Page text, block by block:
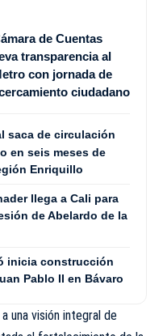
de Cuentas
transparencia al
con jornada de
ciudadano
saca de circulación
en seis meses de
Enriquillo
llega a Cali para
de Abelardo de la
inicia construcción
Pablo II en Bávaro
una visión integral de